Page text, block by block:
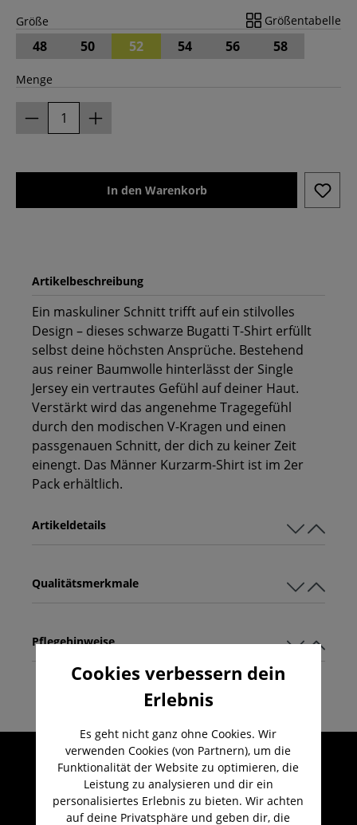
Größe Größentabelle
48 50 52 54 56 58
Menge
In den Warenkorb
Artikelbeschreibung
Ein maskuliner Schnitt trifft auf ein stilvolles
Design – dieses schwarze Bugatti T-Shirt erfüllt
selbst deine höchsten Ansprüche. Bestehend
aus reiner Baumwolle hinterlässt der Single
Jersey ein vertrautes Gefühl auf deiner Haut.
Verstärkt wird das angenehme Tragegefühl
durch den modischen V-Kragen und einen
passgenauen Schnitt, der dich zu keiner Zeit
einengt. Das Männer Kurzarm-Shirt ist im 2er
Pack erhältlich.
Qualitätsmerkmale
Artikeldetails
Pflegehinweise
Umfangreicher Kundenservice
Kauf auf Rechnung
Kostenloser Versand ab 29,-€
Cookies verbessern dein
Erlebnis
Es geht nicht ganz ohne Cookies. Wir
verwenden Cookies (von Partnern), um die
Funktionalität der Website zu optimieren, die
Leistung zu analysieren und dir ein
personalisiertes Erlebnis zu bieten. Wir achten
auf deine Privatsphäre und geben dir, die